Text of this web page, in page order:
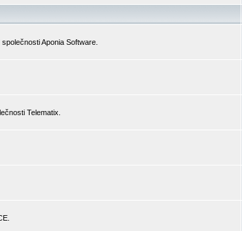
Aponia Software.
Telematix.